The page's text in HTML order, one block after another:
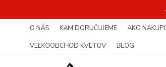
O NÁS KAM DORUČUJEME AKO
VEĽKOOBCHOD KVETOV
BLOG